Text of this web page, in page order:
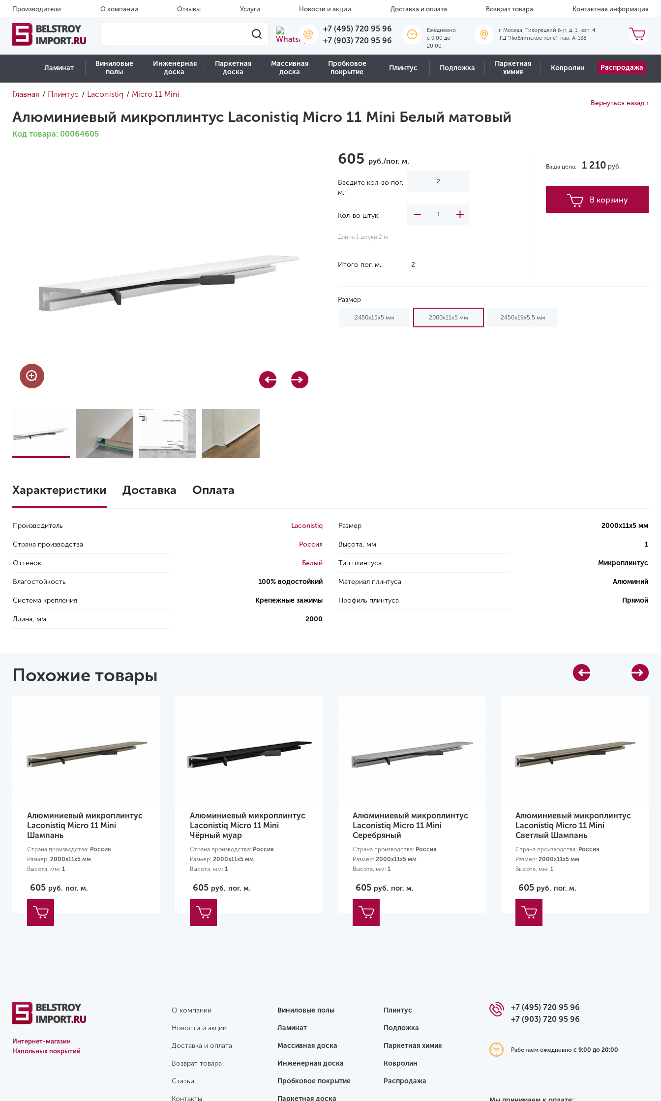
Производители О компании Отзывы Услуги Новости и акции Доставка и оплата Возврат товара Контактная информация
+7 (495) 720 95 96
+7 (903) 720 95 96
Ежедневно
c 9:00 до
20:00
г. Москва, Тихорецкий б-р, д. 1, кор. 4
ТЦ "Люблинское поле", пав. А-138
Ламинат
Виниловые
полы
Инженерная
доска
Паркетная
доска
Массивная
доска
Пробковое
покрытие
Плинтус Подложка
Паркетная
химия
Ковролин Распродажа
Главная / Плинтус / Laconistiq / Micro 11 Mini
Алюминиевый микроплинтус Laconistiq Micro 11 Mini Белый матовый
Код товара: 00064605
Вернуться назад ›
605 руб./пог. м.
Введите кол-во пог.
м.:
Кол-во штук:
Длина 1 штуки 2 м
Итого пог. м.: 2
Ваша цена: 1 210 руб.
В корзину
Размер
2450x15x5 мм 2000x11x5 мм 2450x19x5,5 мм
Характеристики Доставка Оплата
Производитель Laconistiq
Страна производства Россия
Оттенок Белый
Влагостойкость 100% водостойкий
Система крепления Крепежные зажимы
Длина, мм 2000
Размер 2000x11x5 мм
Высота, мм 1
Тип плинтуса Микроплинтус
Материал плинтуса Алюминий
Профиль плинтуса Прямой
Похожие товары
Алюминиевый микроплинтус
Laconistiq Micro 11 Mini
Шампань
Страна производства: Россия
Размер: 2000x11x5 мм
Высота, мм: 1
605 руб. пог. м.
Алюминиевый микроплинтус
Laconistiq Micro 11 Mini
Чёрный муар
Страна производства: Россия
Размер: 2000x11x5 мм
Высота, мм: 1
605 руб. пог. м.
Алюминиевый микроплинтус
Laconistiq Micro 11 Mini
Серебряный
Страна производства: Россия
Размер: 2000x11x5 мм
Высота, мм: 1
605 руб. пог. м.
Алюминиевый микроплинтус
Laconistiq Micro 11 Mini
Светлый Шампань
Страна производства: Россия
Размер: 2000x11x5 мм
Высота, мм: 1
605 руб. пог. м.
Интернет-магазин
Напольных покрытий
О компании
Новости и акции
Доставка и оплата
Возврат товара
Статьи
Контакты
Виниловые полы
Ламинат
Массивная доска
Инженерная доска
Пробковое покрытие
Паркетная доска
Плинтус
Подложка
Паркетная химия
Ковролин
Распродажа
+7 (495) 720 95 96
+7 (903) 720 95 96
Работаем ежедневнос 9:00 до 20:00